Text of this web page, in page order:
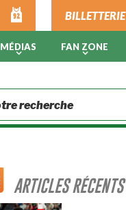
BILLETTERIE
MÉDIAS FAN ZONE
ARTICLES RÉCENTS